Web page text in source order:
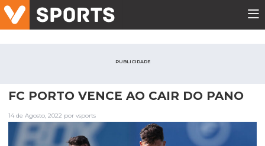
PUBLICIDADE
FC PORTO VENCE AO CAIR DO PANO
14 de Agosto, 2022 por vsports